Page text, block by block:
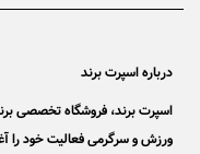
درباره اسپرت برند
ورزش و سرگرمی فعالیت خود را